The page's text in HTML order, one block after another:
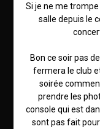
Si je ne me
salle depuis le
Bon ce soir pas
fermera le club
soirée
prendre les
console qui est
sont pas fait